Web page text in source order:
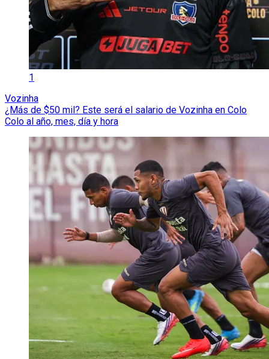
1
Vozinha
¿Más de $50 mil? Este será el salario de Vozinha en Colo
Colo al año, mes, día y hora